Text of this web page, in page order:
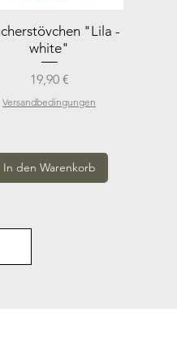
"Lila -
white"
Preis
19,90 €
Versandbedingungen
In den Warenkorb